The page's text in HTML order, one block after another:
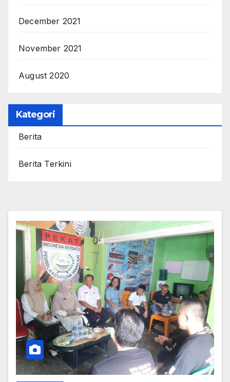
December 2021
November 2021
August 2020
Kategori
Berita
Berita Terkini